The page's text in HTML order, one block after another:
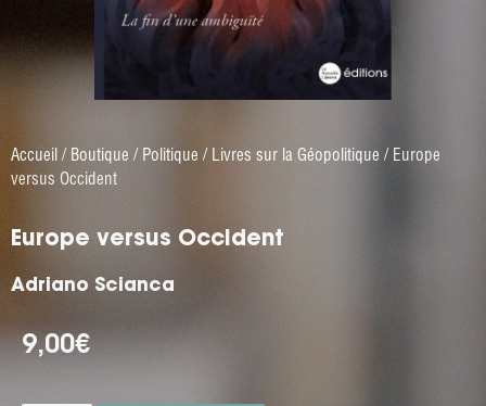
Accueil / Boutique / Politique / Livres sur la Géopolitique / Europe
versus Occident
Europe versus Occident
Adriano Scianca
9,00€